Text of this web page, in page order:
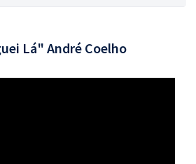
Lá" André Coelho